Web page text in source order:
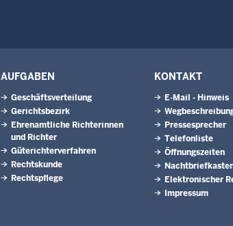
AUFGABEN
Geschäftsverteilung
Gerichtsbezirk
Ehrenamtliche Richterinnen
und Richter
Güterichterverfahren
Rechtskunde
Rechtspflege
KONTAKT
E-Mail - Hinweis
Pressesprecher
Telefonliste
Öffnungszeiten
Elektronischer
Impressum